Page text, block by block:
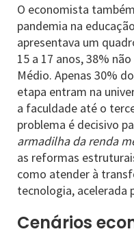
O economista
pandemia na
apresentava um
15 a 17 anos, 38%
Médio. Apenas 30%
etapa entram na
a faculdade até o
problema é decisivo
armadilha da renda
as reformas
como atender à
tecnologia, acelerada
Cenários